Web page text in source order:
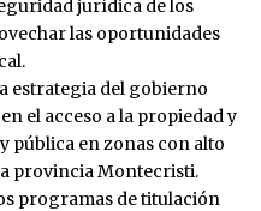
jurídica de los
las oportunidades
estrategia del gobierno
el acceso a la propiedad y
pública en zonas con alto
provincia Montecristi.
programas de titulación